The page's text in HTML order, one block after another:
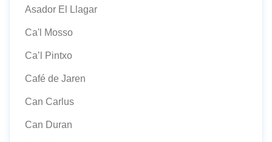
Asador El Llagar
Ca'l Mosso
Ca’l Pintxo
Café de Jaren
Can Carlus
Can Duran